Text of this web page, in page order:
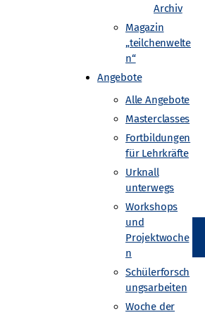
Archiv
Magazin
„teilchenwelte
n“
Angebote
Alle Angebote
Masterclasses
Fortbildungen
für Lehrkräfte
Urknall
unterwegs
Workshops
und
Projektwoche
n
Schülerforsch
ungsarbeiten
Woche der
Universitäten und
Tag – angeleitet von
durchzuführen, die uns unbemerkt
Uni Tübingen und an Schulen in